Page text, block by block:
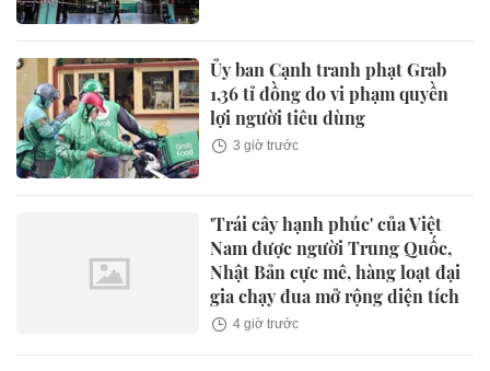
Ủy ban Cạnh tranh phạt Grab
1,36 tỉ đồng do vi phạm quyền
lợi người tiêu dùng
3 giờ trước
'Trái cây hạnh phúc' của Việt
Nam được người Trung Quốc,
Nhật Bản cực mê, hàng loạt đại
gia chạy đua mở rộng diện tích
4 giờ trước